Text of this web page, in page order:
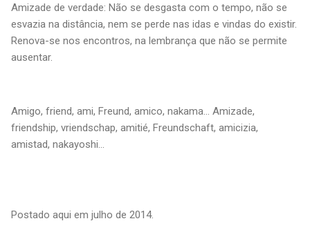
Amizade de verdade: Não se desgasta com o tempo, não se
esvazia na distância, nem se perde nas idas e vindas do existir.
Renova-se nos encontros, na lembrança que não se permite
ausentar.
Amigo, friend, ami, Freund, amico, nakama... Amizade,
friendship, vriendschap, amitié, Freundschaft, amicizia,
amistad, nakayoshi...
Postado aqui em julho de 2014.